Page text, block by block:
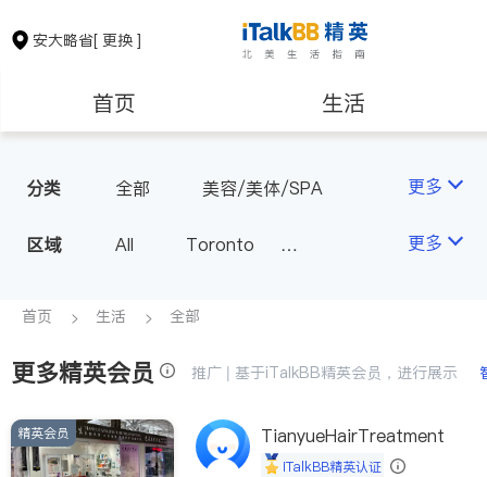
安大略省[ 更换 ]
首页 生活
保险理财
银行贷款
建筑装修
分类 全部 美容/美体/SPA 更多
区域 All
Toronto
Scarborough
North York
Thornhill
Brampton
Kitchener
Newmarket
更多
首页 生活 全部
更多精英会员 推广 | 基于iTalkBB精英会员，进行展示
精英会员 TianyueHairTreatment
iTalkBB精英认证